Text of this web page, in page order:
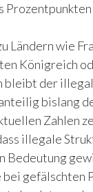
Ländern wie
Königreich
bleibt der
bislang
Zahlen
illegale
Bedeutung
gefälschten